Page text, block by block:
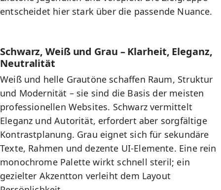
entscheidet hier stark über die passende Nuance.
Schwarz, Weiß und Grau – Klarheit, Eleganz,
Neutralität
Weiß und helle Grautöne schaffen Raum, Struktur
und Modernität – sie sind die Basis der meisten
professionellen Websites. Schwarz vermittelt
Eleganz und Autorität, erfordert aber sorgfältige
Kontrastplanung. Grau eignet sich für sekundäre
Texte, Rahmen und dezente UI-Elemente. Eine rein
monochrome Palette wirkt schnell steril; ein
gezielter Akzentton verleiht dem Layout